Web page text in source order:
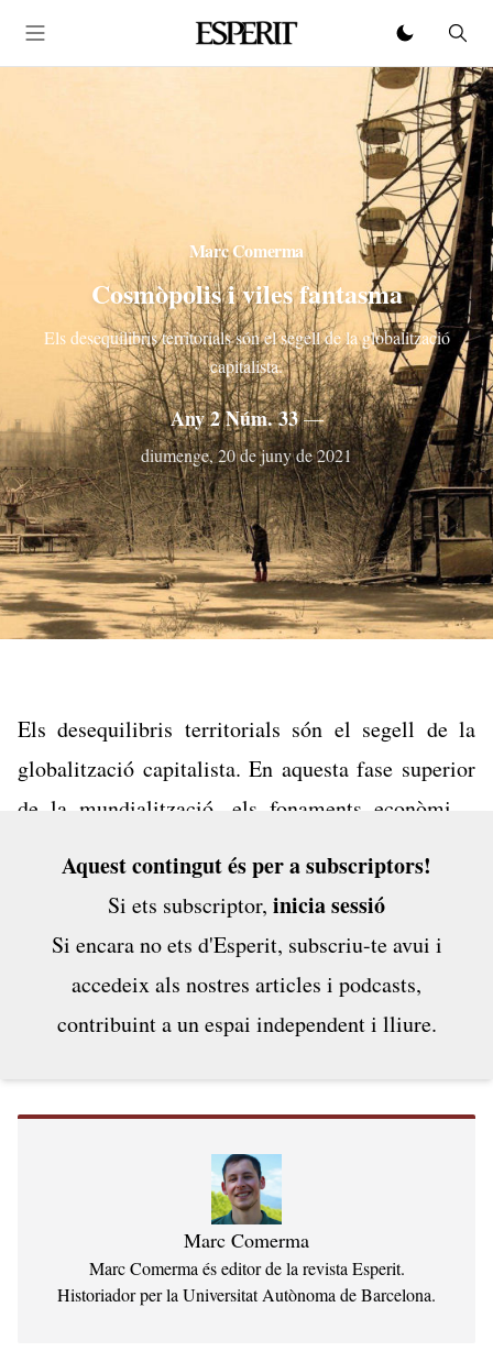
Marc Comerma
Cosmòpolis i viles fantasma
Els desequilibris territorials són el segell de la globalització
capitalista.
Any 2 Núm. 33—
diumenge, 20 de juny de 2021
Els desequilibris territorials són el segell de la
globalització capitalista. En aquesta fase superior
de la mundialització, els fonaments econòmics,
substancialment alterats. La lògica del benefici
màxim, esperonada per la reducció en el preu del
transport i la liberalització comercial, han permès
de traslladar els centres de producció a...
Aquest contingut és per a subscriptors!
Si ets subscriptor, inicia sessió
Si encara no ets d'Esperit, subscriu-te avui i
accedeix als nostres articles i podcasts,
contribuint a un espai independent i lliure.
Marc Comerma
Marc Comerma és editor de la revista Esperit.
Historiador per la Universitat Autònoma de Barcelona.